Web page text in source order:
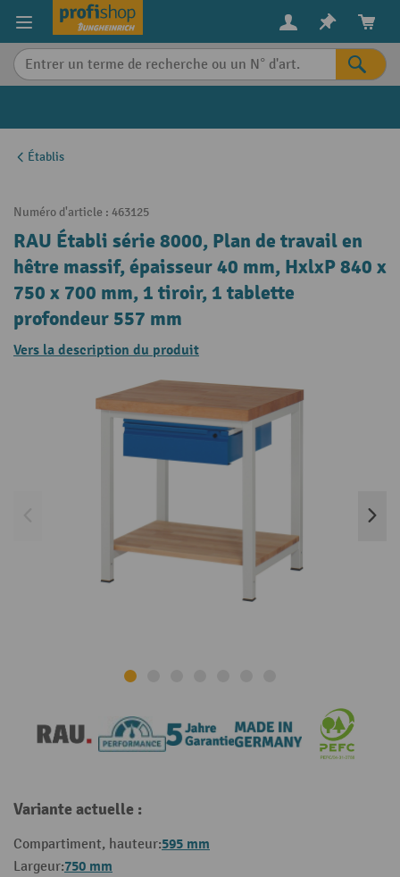
content
Établis
Numéro d'article : 463125
RAU Établi série 8000, Plan de travail en
hêtre massif, épaisseur 40 mm, HxlxP 840 x
750 x 700 mm, 1 tiroir, 1 tablette
profondeur 557 mm
Vers la description du produit
Variante actuelle :
Compartiment, hauteur:595 mm
Largeur:750 mm